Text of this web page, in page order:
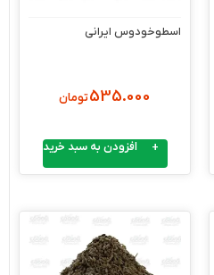
اسطوخودوس ایرانی
535.000تومان
افزودن به سبد خرید